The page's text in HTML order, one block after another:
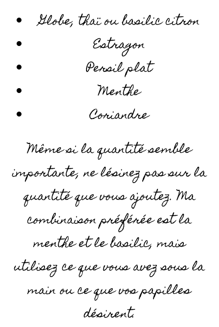
Globe, thaï ou basilic citron
Estragon
Persil plat
Menthe
Coriandre
Même si la quantité semble
importante, ne lésinez pas sur la
quantité que vous ajoutez. Ma
combinaison préférée est la
menthe et le basilic, mais
utilisez ce que vous avez sous la
main ou ce que vos papilles
désirent.